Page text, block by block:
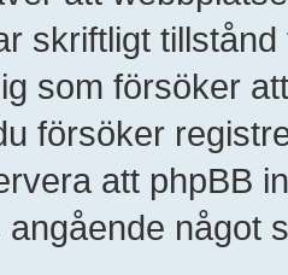
skriftligt
som försöker
försöker
att phpBB
något